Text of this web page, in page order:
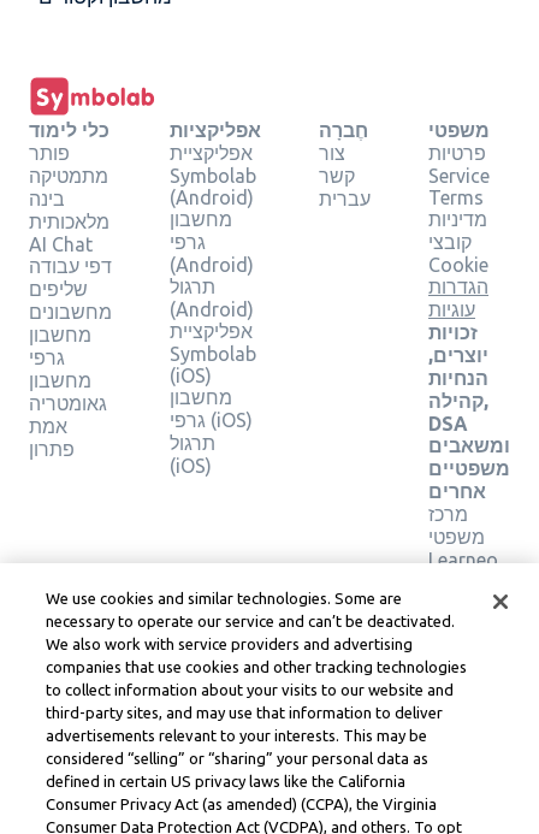
כלי לימוד
פותר
מתמטיקה
בינה
מלאכותית
AI Chat
דפי עבודה
שליפים
מחשבונים
מחשבון
גרפי
מחשבון
גאומטריה
אמת
פתרון
אפליקציות
אפליקציית
Symbolab
(Android)
מחשבון
גרפי
(Android)
תרגול
(Android)
אפליקציית
Symbolab
(iOS)
מחשבון
גרפי (iOS)
תרגול
(iOS)
חֶברָה
צור
קשר
עברית
משפטי
פרטיות
Service
Terms
מדיניות
קובצי
Cookie
הגדרות
עוגיות
זכויות
יוצרים,
הנחיות
קהילה,
DSA
ומשאבים
משפטיים
אחרים
מרכז
משפטי
Learneo
של
Symbolab, a Learneo, Inc. business
© Learneo, Inc. 2024
We use cookies and similar technologies. Some are
necessary to operate our service and can’t be deactivated.
We also work with service providers and advertising
companies that use cookies and other tracking technologies
to collect information about your visits to our website and
third-party sites, and may use that information to deliver
advertisements relevant to your interests. This may be
considered “selling” or “sharing” your personal data as
defined in certain US privacy laws like the California
Consumer Privacy Act (as amended) (CCPA), the Virginia
Consumer Data Protection Act (VCDPA), and others. To opt